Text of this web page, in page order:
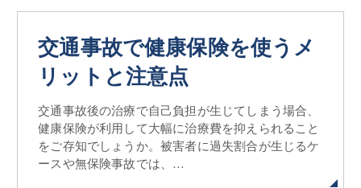
お気軽にお電話ください。
0120-792-560
毎日 9:00〜18:00 （祝日を除く）
交通事故で健康保険を使うメ
リットと注意点
交通事故後の治療で自己負担が生じてしまう場合、
健康保険が利用して大幅に治療費を抑えられること
をご存知でしょうか。被害者に過失割合が生じるケ
ースや無保険事故では、…